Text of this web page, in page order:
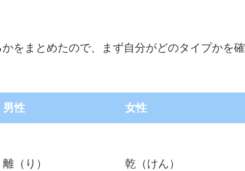
をまとめたので、まず自分がどのタイプかを確
男性 女性
離（り） 乾（けん）